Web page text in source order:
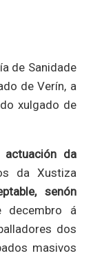
de Sanidade
de Verín, a
xulgado de
actuación da
da Xustiza
senón
decembro á
dos
masivos